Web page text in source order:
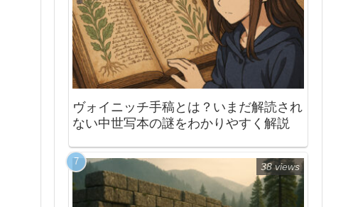
ヴォイニッチ手稿とは？いまだ解読され
ない中世写本の謎をわかりやすく解説
38 views